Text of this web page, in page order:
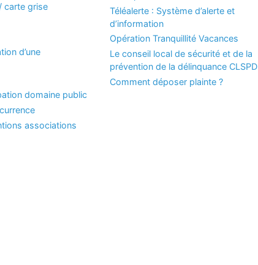
carte grise
d’une
domaine public
associations
Téléalerte : Système d’alerte et
d’information
Opération Tranquillité Vacances
Le conseil local de sécurité et de la
prévention de la délinquance CLSPD
Comment déposer plainte ?